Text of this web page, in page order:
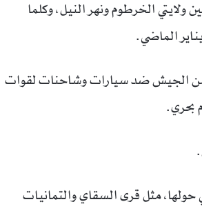
الخرطوم ونهر النيل، وكلما
من الجيش ضد سيارات وشاحنات لقوات
بحري.
حولها، مثل قرى السقاي والتمانيات